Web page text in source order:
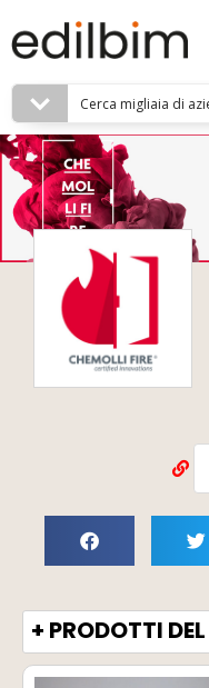
+ PRODOTTI